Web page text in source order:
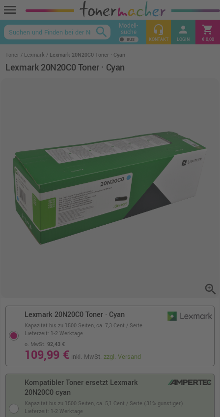
menu
keyboard_arrow_up
search Modell-
suche headset_mic
KONTAKT
person
LOGIN
shopping_cart
€ 0,00
Toner Lexmark Lexmark 20N20C0 Toner · Cyan
Lexmark 20N20C0 Toner · Cyan
zoom_in
Lexmark 20N20C0 Toner · Cyan
Kapazität bis zu 1500 Seiten, ca. 7,3 Cent / Seite
o. MwSt.92,43 €
109,99 € inkl. MwSt.zzgl. Versand
Lieferzeit: 1-2 Werktage
Kompatibler Toner ersetzt Lexmark
20N20C0 cyan
Kapazität bis zu 1500 Seiten, ca. 5,1 Cent / Seite (31% günstiger)
Lieferzeit: 1-2 Werktage